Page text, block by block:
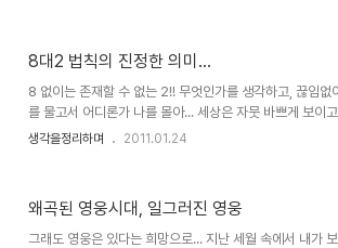
환이 느껴졌습니다. ▲ 김산(본명: 장지락)과 님웨일즈(헬
의 유래에 대해서는 수많은 주장과 학설이 있는 것으로 압
몰라도 그 ..
8대2 법칙의 진정한 의미...
8 없이는 존재할 수 없는 2!! 무엇인가를 생각하고, 끊임없
를 물고서 어디론가 나를 몰아... 세상은 자뭇 바쁘게 보이
아 보이지만 어찌보면 지금 이세상은 한가지의 그릇된 명제
력과 부의 자리는 바뀌었다고 보아야 할 듯 합니다. 부에 의
의 에너지는 한쪽 방향만을 향하고 있음이 이를 증명하고
생각을정리하며 2011.01.24
왜곡된 영웅시대, 일그러진 영웅
그래도 영웅은 있다는 희망으로... 지난 세월 속에서 내가